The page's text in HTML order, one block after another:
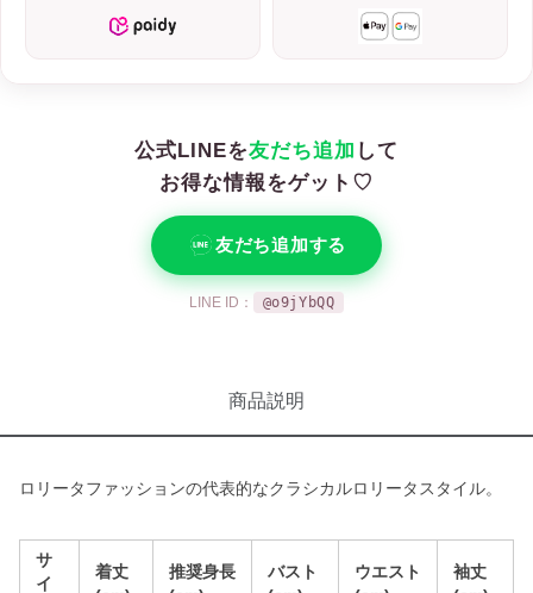
公式LINEを友だち追加 して
お得な情報をゲット♡
友だち追加する
LINE ID： @o9jYbQQ
商品説明
ロリータファッションの代表的なクラシカルロリータスタイル。
サ
イ
着丈
推奨身長
バスト
ウエスト
袖丈